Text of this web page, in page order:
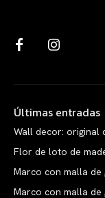
Últimas entradas
Wall decor: original
Flor de loto de
Marco con malla
Marco con malla